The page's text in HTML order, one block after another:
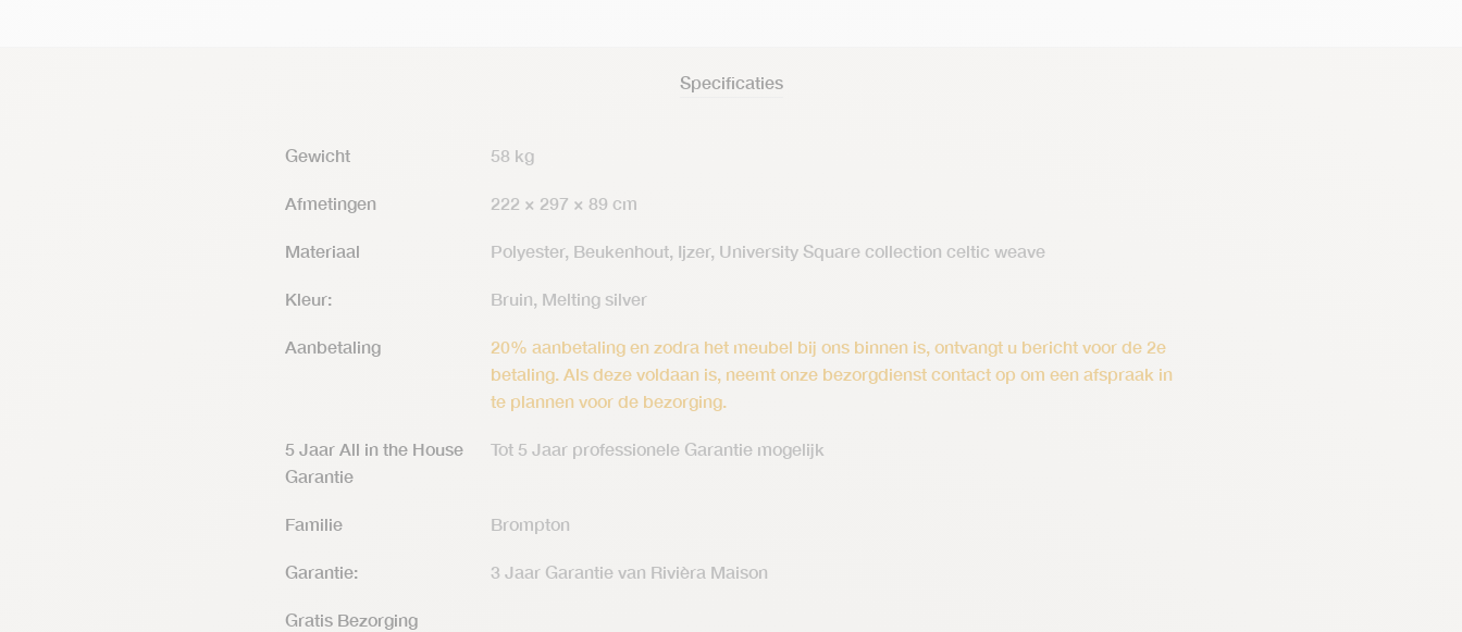
Specificaties
Gewicht 58 kg
Afmetingen 222 × 297 × 89 cm
Materiaal Polyester, Beukenhout, Ijzer, University Square collection celtic weave
Kleur: Bruin, Melting silver
Aanbetaling
20% aanbetaling en zodra het meubel bij ons binnen is, ontvangt u bericht voor de 2e
betaling. Als deze voldaan is, neemt onze bezorgdienst contact op om een afspraak in
te plannen voor de bezorging.
5 Jaar All in the House
Garantie
Tot 5 Jaar professionele Garantie mogelijk
Familie Brompton
Garantie: 3 Jaar Garantie van Rivièra Maison
Gratis Bezorging